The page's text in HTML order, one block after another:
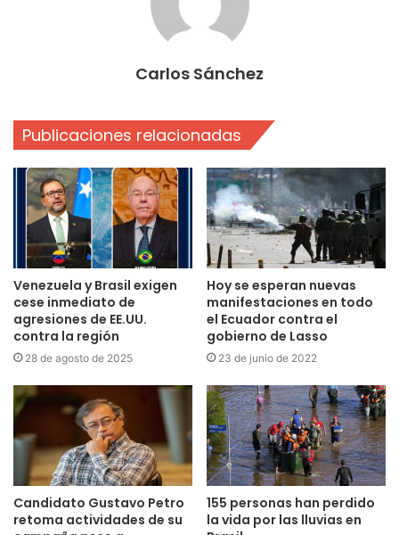
Carlos Sánchez
Publicaciones relacionadas
Venezuela y Brasil exigen
cese inmediato de
agresiones de EE.UU.
contra la región
28 de agosto de 2025
Hoy se esperan nuevas
manifestaciones en todo
el Ecuador contra el
gobierno de Lasso
23 de junio de 2022
Candidato Gustavo Petro
retoma actividades de su
155 personas han perdido
la vida por las lluvias en